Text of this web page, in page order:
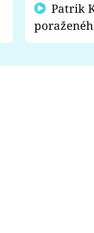
fanoušci